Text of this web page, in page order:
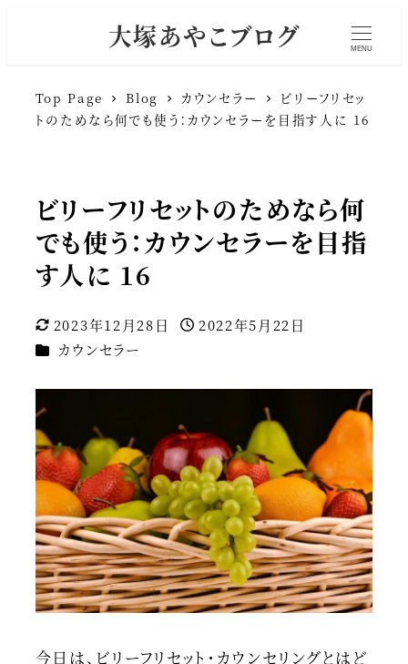
大塚あやこブログ MENU
Top Page Blog カウンセラー
ビリーフリセッ
トのためなら何でも使う：カウンセラーを目指す人に 16
ビリーフリセットのためなら何
でも使う：カウンセラーを目指
す人に 16
更新日
2023年12月28日
投稿日
2022年5月22日
カテゴリー
カウンセラー
今日は、ビリーフリセット・カウンセリングとはど